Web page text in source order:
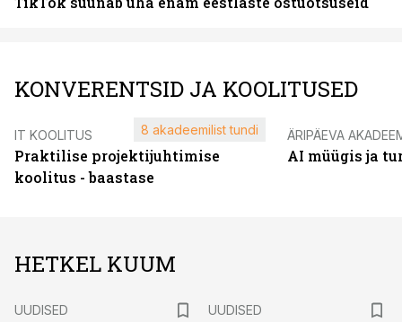
KONVERENTSID JA KOOLITUSED
IT KOOLITUS
Praktilise projektijuhtimise
koolitus - baastase
8 akadeemilist tundi ÄRIPÄEVA
AI müügis ja
HETKEL KUUM
UUDISED
UUDISED